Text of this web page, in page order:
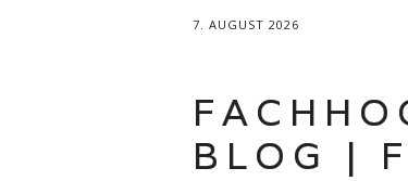
7. AUGUST 2026
BLOG |